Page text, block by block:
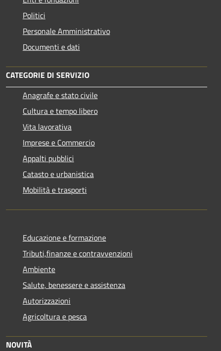
Politici
Personale Amministrativo
Documenti e dati
CATEGORIE DI SERVIZIO
Anagrafe e stato civile
Cultura e tempo libero
Vita lavorativa
Imprese e Commercio
Appalti pubblici
Catasto e urbanistica
Mobilità e trasporti
Educazione e formazione
Tributi,finanze e contravvenzioni
Ambiente
Salute, benessere e assistenza
Autorizzazioni
Agricoltura e pesca
NOVITÀ